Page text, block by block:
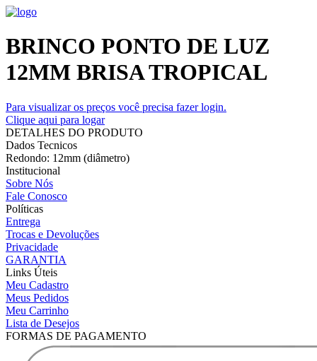
BRINCO PONTO DE LUZ
12MM BRISA TROPICAL
Para visualizar os preços você precisa fazer login.
Clique aqui para logar
DETALHES DO PRODUTO
Dados Tecnicos
Redondo: 12mm (diâmetro)
Institucional
Sobre Nós
Fale Conosco
Políticas
Entrega
Trocas e Devoluções
Privacidade
GARANTIA
Links Úteis
Meu Cadastro
Meus Pedidos
Meu Carrinho
Lista de Desejos
FORMAS DE PAGAMENTO